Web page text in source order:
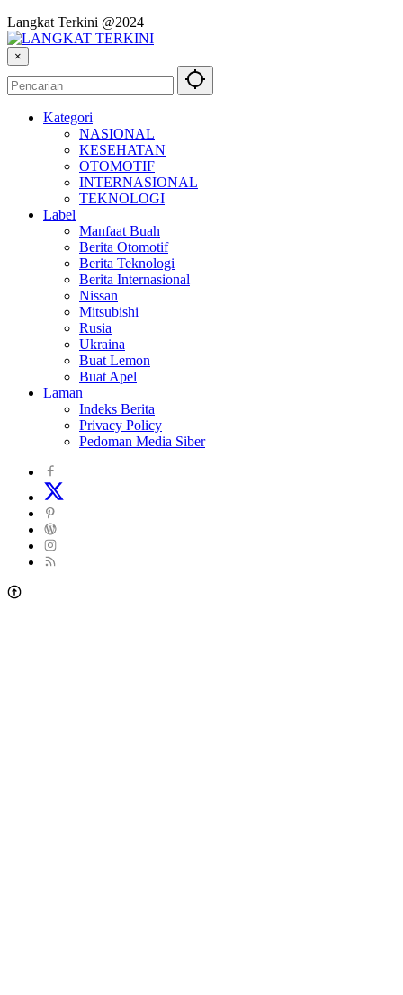
Langkat Terkini @2024
×
Kategori
NASIONAL
KESEHATAN
OTOMOTIF
INTERNASIONAL
TEKNOLOGI
Label
Manfaat Buah
Berita Otomotif
Berita Teknologi
Berita Internasional
Nissan
Mitsubishi
Rusia
Ukraina
Buat Lemon
Buat Apel
Laman
Indeks Berita
Privacy Policy
Pedoman Media Siber